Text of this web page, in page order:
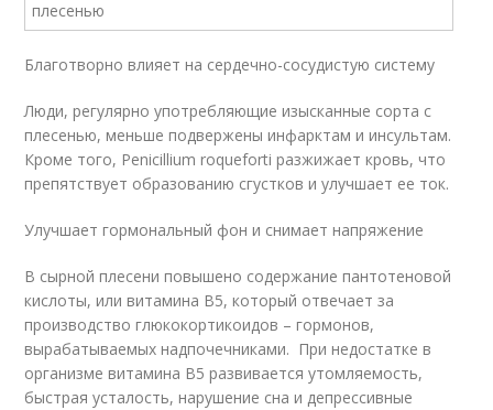
Благотворно влияет на сердечно-сосудистую систему
Люди, регулярно употребляющие изысканные сорта с
плесенью, меньше подвержены инфарктам и инсультам.
Кроме того, Penicillium roqueforti разжижает кровь, что
препятствует образованию сгустков и улучшает ее ток.
Улучшает гормональный фон и снимает напряжение
В сырной плесени повышено содержание пантотеновой
кислоты, или витамина В5, который отвечает за
производство глюкокортикоидов – гормонов,
вырабатываемых надпочечниками. При недостатке в
организме витамина В5 развивается утомляемость,
быстрая усталость, нарушение сна и депрессивные